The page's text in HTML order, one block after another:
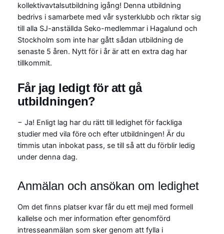
kollektivavtalsutbildning igång! Denna utbildning
bedrivs i samarbete med vår systerklubb och riktar sig
till alla SJ-anställda Seko-medlemmar i Hagalund och
Stockholm som inte har gått sådan utbildning de
senaste 5 åren. Nytt för i år är att en extra dag har
tillkommit.
Får jag ledigt för att gå
utbildningen?
− Ja! Enligt lag har du rätt till ledighet för fackliga
studier med vila före och efter utbildningen! Är du
timmis utan inbokat pass, se till så att du förblir ledig
under denna dag.
Anmälan och ansökan om ledighet
Om det finns platser kvar får du ett mejl med formell
kallelse och mer information efter genomförd
intresseanmälan som sker genom att fylla i